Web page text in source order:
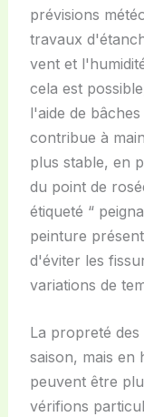
prévisions
travaux
vent et
cela est
l'aide de
contribue à
plus stable, en
du point de
étiqueté “
peinture
d'éviter les
variations de
La propreté
saison, mais en
peuvent être
vérifions